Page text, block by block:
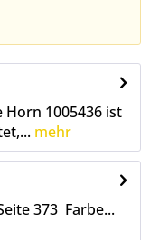
Horn 1005436 ist
mehr
373 Farbe...